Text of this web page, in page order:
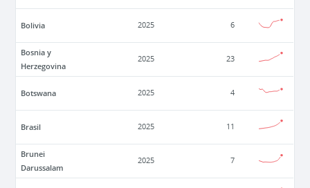
Bolivia 2025 6
Bosnia y
Herzegovina
2025 23
Botswana 2025 4
Brasil 2025 11
Brunei
Darussalam
2025 7